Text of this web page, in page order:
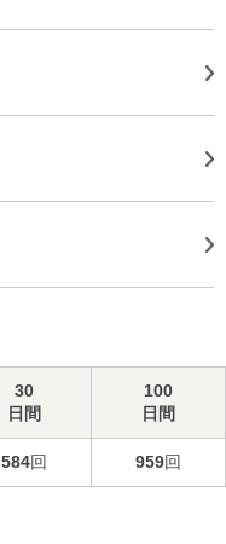
30
日間
100
日間
584回 959回